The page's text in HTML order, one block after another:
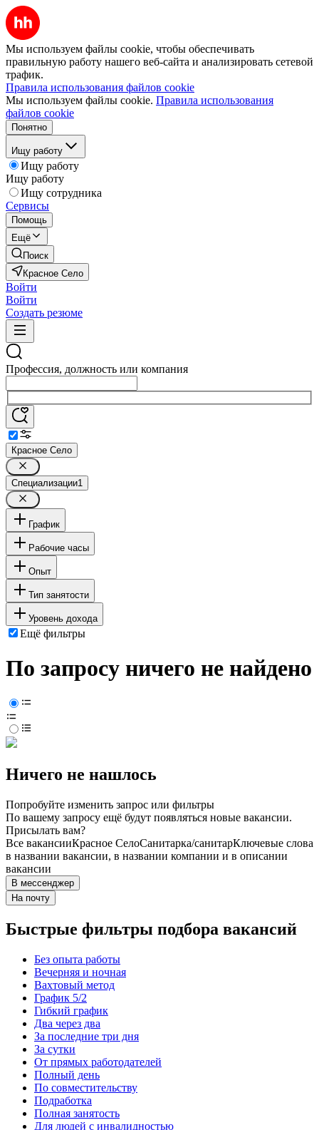
Мы используем файлы cookie, чтобы обеспечивать
правильную работу нашего веб-сайта и анализировать сетевой
трафик.
Правила использования файлов cookie
Мы используем файлы cookie. Правила использования
файлов cookie
Понятно
Ищу работу
Ищу работу
Ищу работу
Ищу сотрудника
Сервисы
Помощь
Ещё
Поиск
Красное Село
Войти
Войти
Создать резюме
Профессия, должность или компания
Красное Село
Специализации1
График
Рабочие часы
Опыт
Тип занятости
Уровень дохода
Ещё фильтры
По запросу ничего не найдено
Ничего не нашлось
Попробуйте изменить запрос или фильтры
По вашему запросу ещё будут появляться новые вакансии.
Присылать вам?
Все вакансииКрасное СелоСанитарка/санитарКлючевые слова
в названии вакансии, в названии компании и в описании
вакансии
В мессенджер
На почту
Быстрые фильтры подбора вакансий
Без опыта работы
Вечерняя и ночная
Вахтовый метод
График 5/2
Гибкий график
Два через два
За последние три дня
За сутки
От прямых работодателей
Полный день
По совместительству
Подработка
Полная занятость
Для людей с инвалидностью